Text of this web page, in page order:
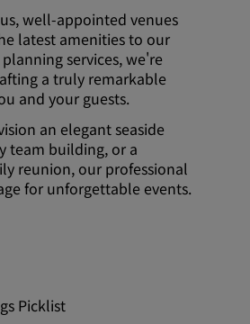
well-appointed venues
latest amenities to our
services, we're
a truly remarkable
and your guests.
an elegant seaside
team building, or a
reunion, our professional
for unforgettable events.
Picklist